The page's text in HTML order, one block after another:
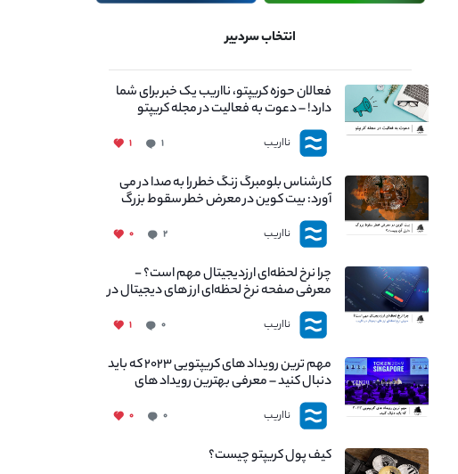
انتخاب سردبیر
فعالان حوزه کریپتو، نااریب یک خبر برای شما
دارد! – دعوت به فعالیت در مجله کریپتو
نااریب ۱ ۱
کارشناس بلومبرگ زنگ خطر را به صدا در می
آورد: بیت کوین در معرض خطر سقوط بزرگ
است - دلیل آن چیست؟
نااریب ۲ ۰
چرا نرخ لحظه‌ای ارزدیجیتال مهم است؟ -
معرفی صفحه نرخ لحظه‌ای ارز های دیجیتال در
نااریب
نااریب ۰ ۱
مهم ترین رویداد های کریپتویی ۲۰۲۳ که باید
دنبال کنید – معرفی بهترین رویداد های
جهانی
نااریب ۰ ۰
کیف پول کریپتو چیست؟